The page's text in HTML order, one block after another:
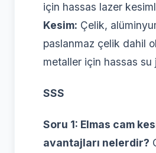
için hassas lazer
Kesim: Çelik,
paslanmaz çelik dahil
metaller için hassas su
SSS
Soru 1: Elmas cam
avantajları nelerdir?